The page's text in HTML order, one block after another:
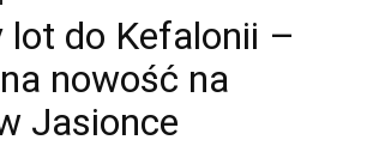
lot do Kefalonii –
nowość na
Jasionce